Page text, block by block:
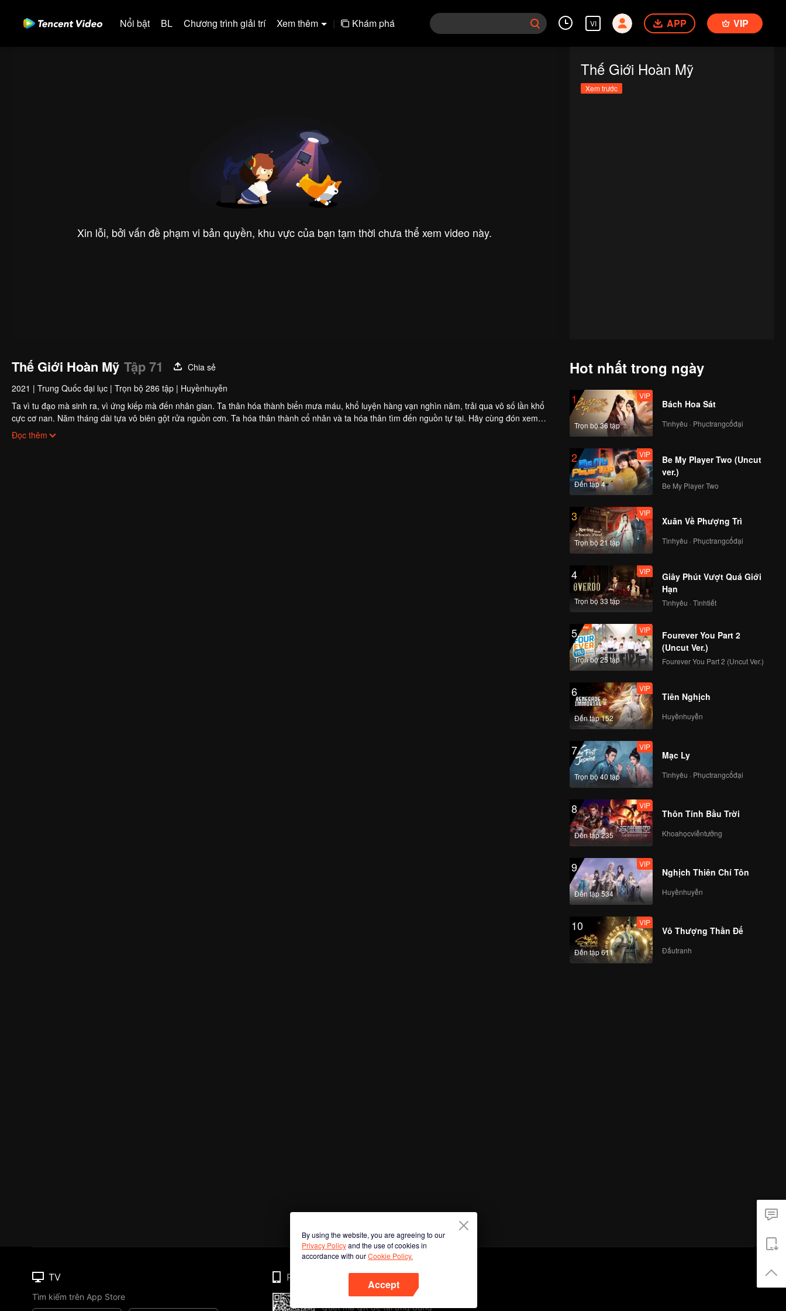
Nổi bật BL Chương trình giải trí Xem thêm | Khám phá VI APP VIP
Xin lỗi, bởi vấn đề phạm vi bản quyền, khu vực của bạn tạm thời chưa thể xem video này.
Thế Giới Hoàn Mỹ
Xem trước
Thế Giới Hoàn Mỹ Tập 71
Chia sẻ
2021 | Trung Quốc đại lục | Trọn bộ 286 tập | Huyềnhuyễn
Ta vì tu đạo mà sinh ra, vì ứng kiếp mà đến nhân gian. Ta thân hóa thành biển mưa máu, khổ luyện hàng vạn nghìn năm, trải qua vô số lần khổ
cực cơ nan. Năm tháng dài tựa vô biên gột rửa nguồn cơn. Ta hóa thân thành cổ nhân và ta hóa thân tìm đến nguồn tự tại. Hãy cùng đón xem
series "Thế Giới Hoàn Mỹ" để biết Thạch Hạo làm sao để tạo nên một kiếp huy hoàng, mở ra một danh thoại bất hủ.
Đọc thêm
Hot nhất trong ngày
1
Trọn bộ 36 tập
VIP
Bách Hoa Sát
Tìnhyêu · Phụctrangcổđại
2
Đến tập 4
VIP
Be My Player Two (Uncut
ver.)
Be My Player Two
3
Trọn bộ 21 tập
VIP
Xuân Về Phượng Trì
Tìnhyêu · Phụctrangcổđại
4
Trọn bộ 33 tập
VIP
Giây Phút Vượt Quá Giới
Hạn
Tìnhyêu · Tìnhtiết
5
Trọn bộ 25 tập
VIP
Fourever You Part 2
(Uncut Ver.)
Fourever You Part 2 (Uncut Ver.)
6
Đến tập 152
VIP
Tiên Nghịch
Huyềnhuyễn
7
Trọn bộ 40 tập
VIP
Mạc Ly
Tìnhyêu · Phụctrangcổđại
8
Đến tập 235
VIP
Thôn Tính Bầu Trời
Khoahọcviễntưởng
9
Đến tập 534
VIP
Nghịch Thiên Chí Tôn
Huyềnhuyễn
10
Đến tập 611
VIP
Vô Thượng Thần Đế
Đấutranh
By using the website, you are agreeing to our
Privacy Policyand the use of cookies in
accordance with ourCookie Policy.
Accept
TV
Tìm kiếm trên App Store
Phone
Quét mã QR để tải ứng dụng